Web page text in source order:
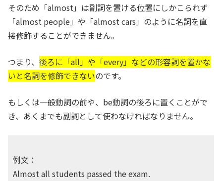
そのため「almost」は副詞を置ける位置にしかこられず
「almost people」や「almost cars」のように名詞を直
接修飾することができません。
つまり、 後ろに「all」や「every」などの形容詞を置かな
いと名詞を修飾できないのです。
もしくは一般動詞の前や、be動詞の後ろに置くことがで
き、あくまでも副詞として使わなければなりません。
例文：
Almost all students passed the exam.